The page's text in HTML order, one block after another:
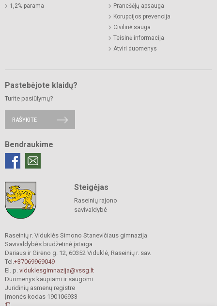
1,2% parama
Pranešėjų apsauga
Korupcijos prevencija
Civilinė sauga
Teisinė informacija
Atviri duomenys
Pastebėjote klaidų?
Turite pasiūlymų?
RAŠYKITE
Bendraukime
Steigėjas
Raseinių rajono
savivaldybė
Raseinių r. Viduklės Simono Stanevičiaus gimnazija
Savivaldybės biudžetinė įstaiga
Dariaus ir Girėno g. 12, 60352 Viduklė, Raseinių r. sav.
Tel.+37069969049
El. p. viduklesgimnazija@vssg.lt
Duomenys kaupiami ir saugomi
Juridinių asmenų registre
Įmonės kodas 190106933